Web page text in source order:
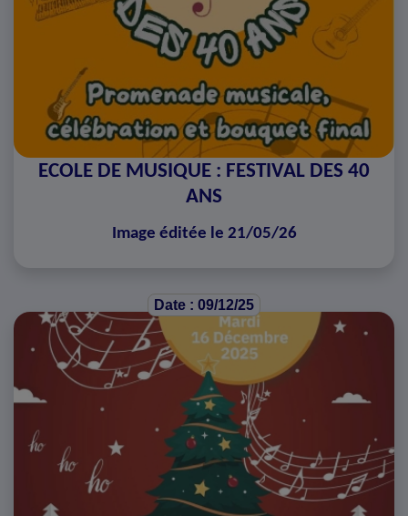
ECOLE DE MUSIQUE : FESTIVAL DES 40
ANS
Image éditée le 21/05/26
Date : 09/12/25